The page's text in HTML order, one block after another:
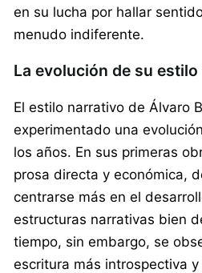
en su lucha por hallar
menudo indiferente.
La evolución de su
El estilo narrativo de Álvaro
experimentado una
los años. En sus primeras
prosa directa y económica,
centrarse más en el
estructuras narrativas bien
tiempo, sin embargo, se
escritura más introspectiva